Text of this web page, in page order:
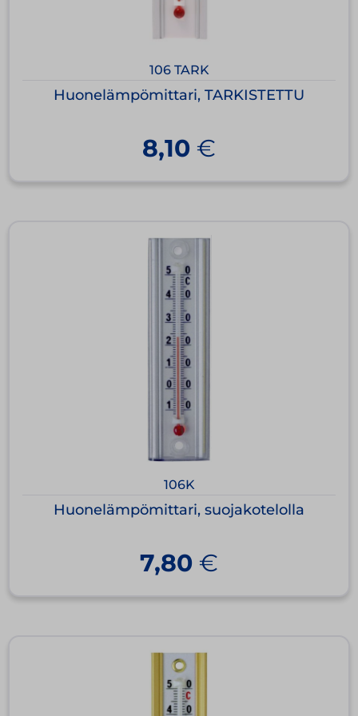
106 TARK
Huonelämpömittari, TARKISTETTU
8,10 €
106K
Huonelämpömittari, suojakotelolla
7,80 €